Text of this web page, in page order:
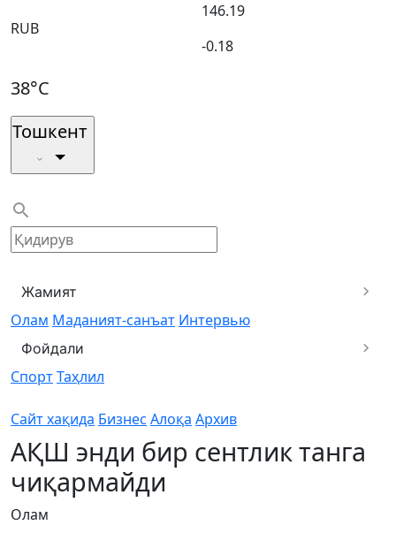
RUB
146.19
-0.18
38°C
Тошкент
Жамият
Олам Маданият-санъат Интервью
Фойдали
СпортТаҳлил
Сайт хақида Бизнес Алоқа Архив
АҚШ энди бир сентлик танга
чиқармайди
Олам